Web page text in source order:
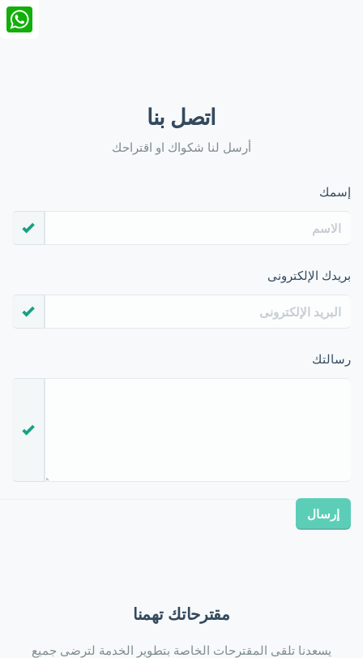
اتصل بنا
أرسل لنا شكواك او اقتراحك
إسمك
بريدك الإلكترونى
رسالتك
مقترحاتك تهمنا
يسعدنا تلقى المقترحات الخاصة بتطوير الخدمة لترضى جميع